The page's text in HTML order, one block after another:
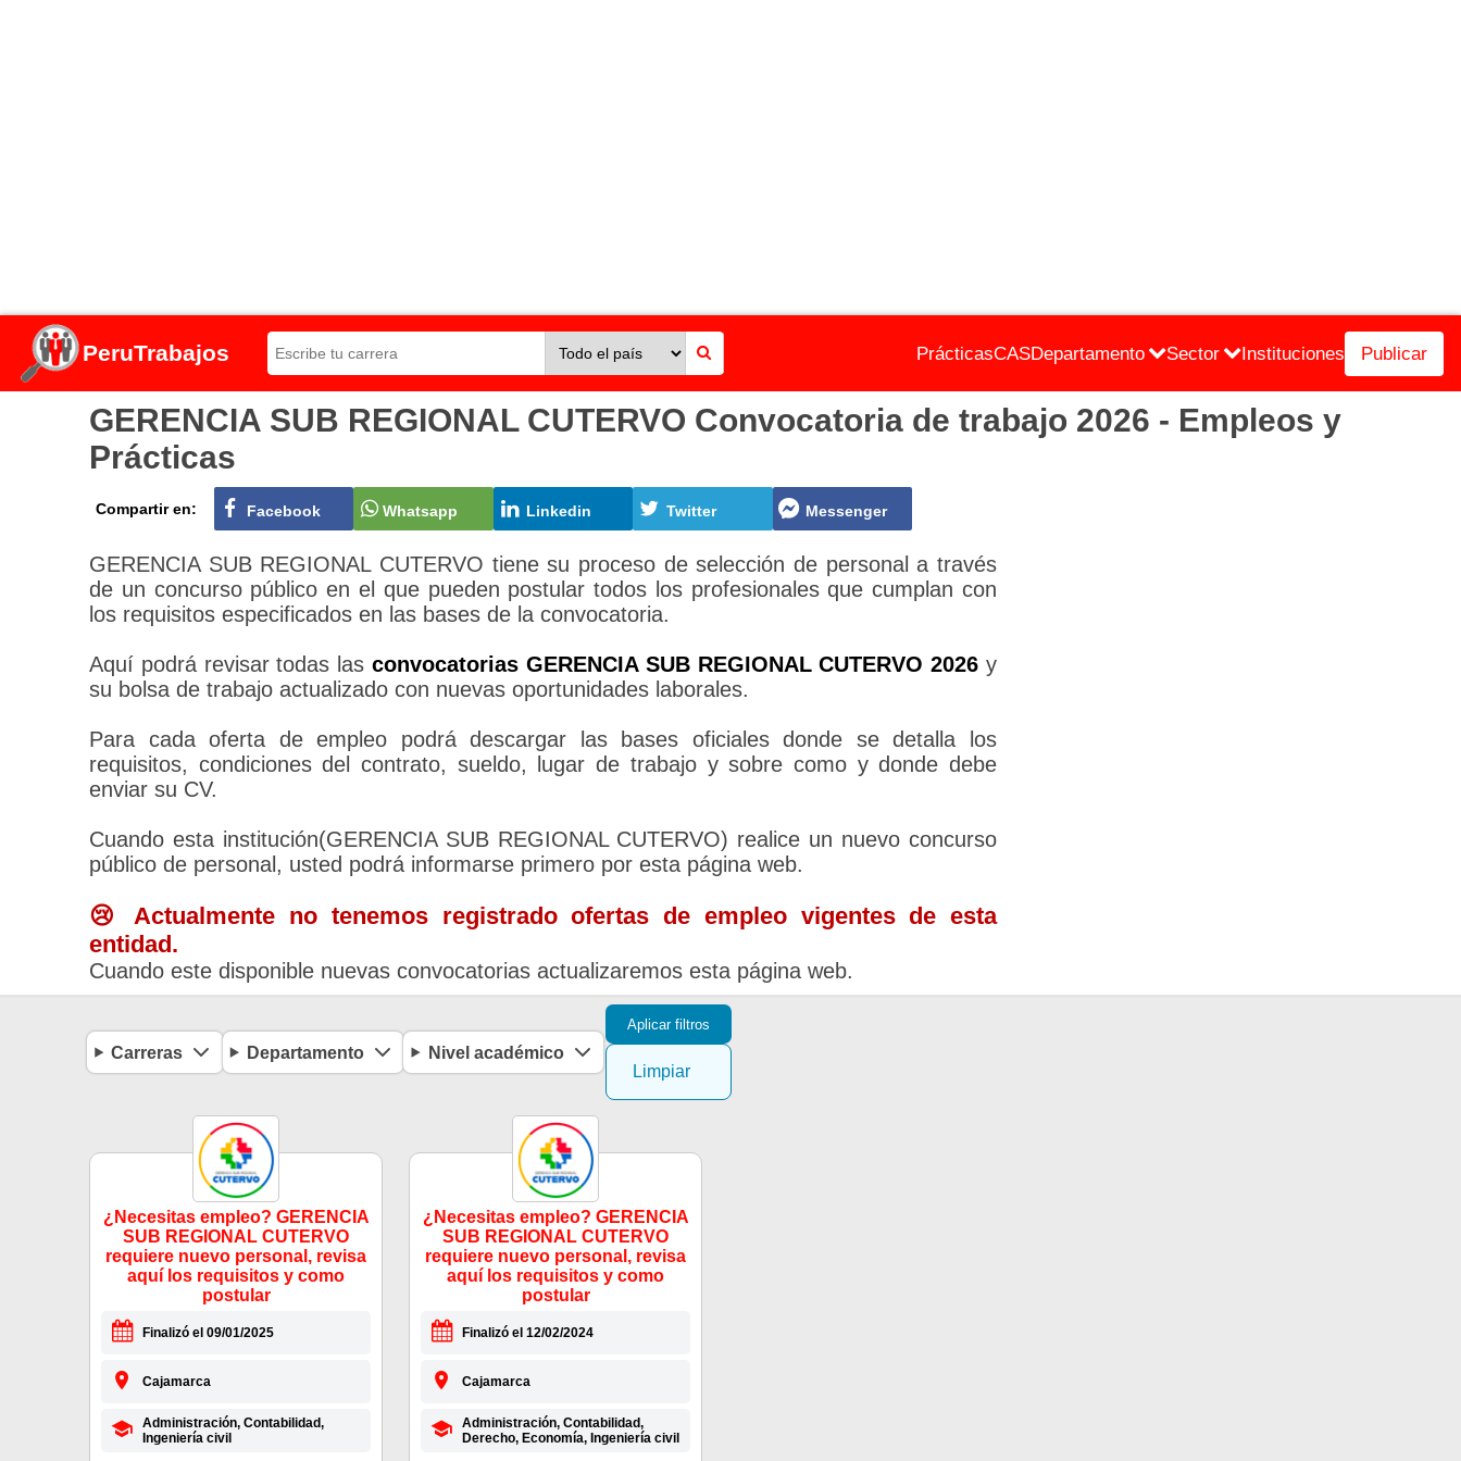
PeruTrabajos PrácticasCASDepartamento Sector Instituciones Publicar
GERENCIA SUB REGIONAL CUTERVO Convocatoria de trabajo 2026 - Empleos y
Prácticas
Compartir en: Facebook Whatsapp Linkedin Twitter Messenger
GERENCIA SUB REGIONAL CUTERVO tiene su proceso de selección de personal a través
de un concurso público en el que pueden postular todos los profesionales que cumplan con
los requisitos especificados en las bases de la convocatoria.
Aquí podrá revisar todas lasconvocatorias GERENCIA SUB REGIONAL CUTERVO 2026 y
su bolsa de trabajo actualizado con nuevas oportunidades laborales.
Para cada oferta de empleo podrá descargar las bases oficiales donde se detalla los
requisitos, condiciones del contrato, sueldo, lugar de trabajo y sobre como y donde debe
enviar su CV.
Cuando esta institución(GERENCIA SUB REGIONAL CUTERVO) realice un nuevo concurso
público de personal, usted podrá informarse primero por esta página web.
😢 Actualmente no tenemos registrado ofertas de empleo vigentes de esta
entidad.
Cuando este disponible nuevas convocatorias actualizaremos esta página web.
Carreras Departamento Nivel académico
Aplicar filtros
Limpiar
¿Necesitas empleo? GERENCIA
SUB REGIONAL CUTERVO
requiere nuevo personal, revisa
aquí los requisitos y como
postular
Finalizó el 09/01/2025
Cajamarca
Administración, Contabilidad,
Ingeniería civil
¿Necesitas empleo? GERENCIA
SUB REGIONAL CUTERVO
requiere nuevo personal, revisa
aquí los requisitos y como
postular
Finalizó el 12/02/2024
Cajamarca
Administración, Contabilidad,
Derecho, Economía, Ingeniería civil